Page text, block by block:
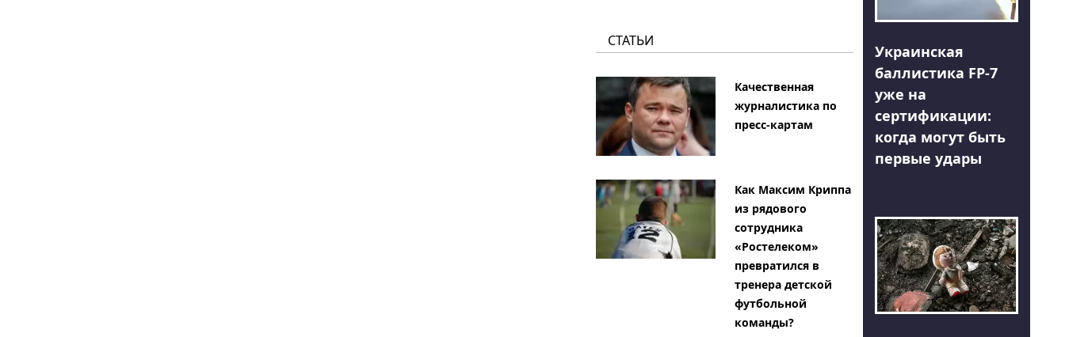
СТАТЬИ
Качественная
журналистика по
пресс-картам
Как Максим Криппа
из рядового
сотрудника
«Ростелеком»
превратился в
тренера детской
футбольной
команды?
Украинская
баллистика FP-7
уже на
сертификации:
когда могут быть
первые удары